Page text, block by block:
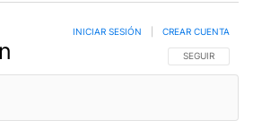
SIGA ESTA
SEGUIR
INICIAR SESIÓN CREAR CUENTA